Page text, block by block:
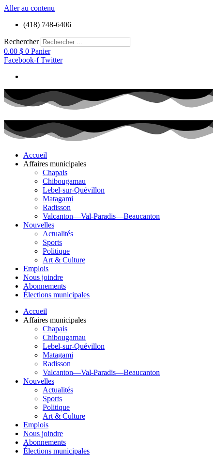
Aller au contenu
(418) 748-6406
Rechercher
0.00 $ 0 Panier
Facebook-f Twitter
Accueil
Affaires municipales
Chapais
Chibougamau
Lebel-sur-Quévillon
Matagami
Radisson
Valcanton—Val-Paradis—Beaucanton
Nouvelles
Actualités
Sports
Politique
Art & Culture
Emplois
Nous joindre
Abonnements
Élections municipales
Accueil
Affaires municipales
Chapais
Chibougamau
Lebel-sur-Quévillon
Matagami
Radisson
Valcanton—Val-Paradis—Beaucanton
Nouvelles
Actualités
Sports
Politique
Art & Culture
Emplois
Nous joindre
Abonnements
Élections municipales